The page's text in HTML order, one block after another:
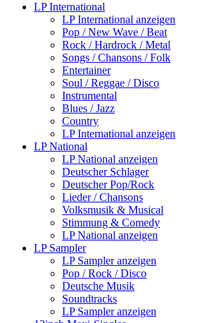
LP International
LP International anzeigen
Pop / New Wave / Beat
Rock / Hardrock / Metal
Songs / Chansons / Folk
Entertainer
Soul / Reggae / Disco
Instrumental
Blues / Jazz
Country
LP International anzeigen
LP National
LP National anzeigen
Deutscher Schlager
Deutscher Pop/Rock
Lieder / Chansons
Volksmusik & Musical
Stimmung & Comedy
LP National anzeigen
LP Sampler
LP Sampler anzeigen
Pop / Rock / Disco
Deutsche Musik
Soundtracks
LP Sampler anzeigen